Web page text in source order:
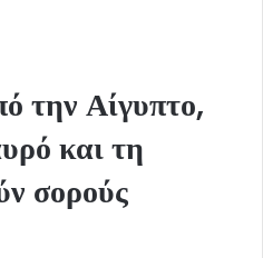
την Αίγυπτο,
και τη
σορούς